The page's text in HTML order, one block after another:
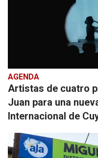
AGENDA
Artistas de cuatro
Juan para una
Internacional de